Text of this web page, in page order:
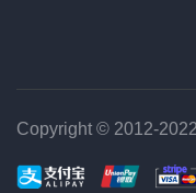
Copyright © 2012-